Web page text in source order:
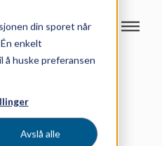
din sporet når
enkelt
å huske preferansen
Avslå alle